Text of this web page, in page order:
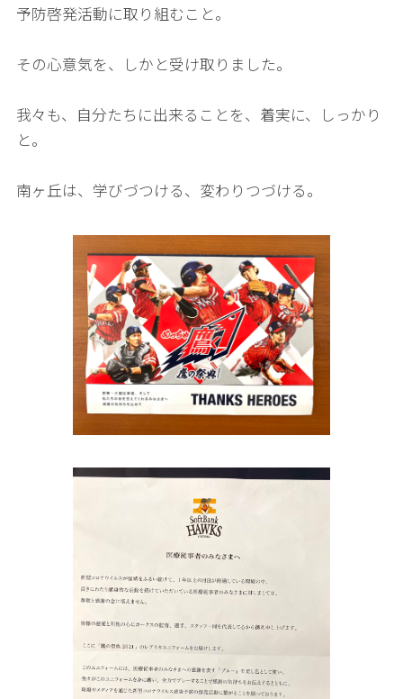
予防啓発活動に取り組むこと。
その心意気を、しかと受け取りました。
我々も、自分たちに出来ることを、着実に、しっかり
と。
南ヶ丘は、学びづつける、変わりつづける。